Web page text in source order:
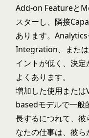
Add-on Featureと
スターし、隣接
あります。
Integration、または
イントが低く、決
よくあります。
増加した使用また
basedモデルで一般
長するにつれて、
なたの仕事は、彼